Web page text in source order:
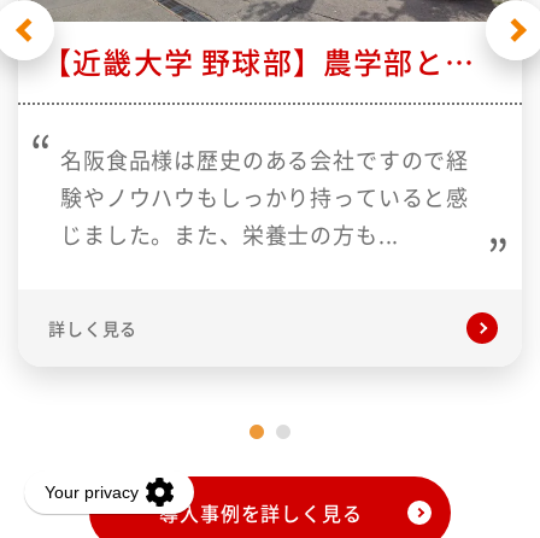
【近畿大学 野球部】農学部との連携や、選手の知識向上のための取り組みにも快く協力していただけると感じました。
名阪食品様は歴史のある会社ですので経
験やノウハウもしっかり持っていると感
じました。また、栄養士の方も...
詳しく見る
Next
導入事例を詳しく見る